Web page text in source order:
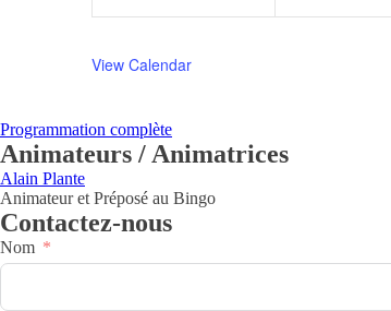
View Calendar
Programmation complète
Animateurs / Animatrices
Alain Plante
Animateur et Préposé au Bingo
Contactez-nous
Nom